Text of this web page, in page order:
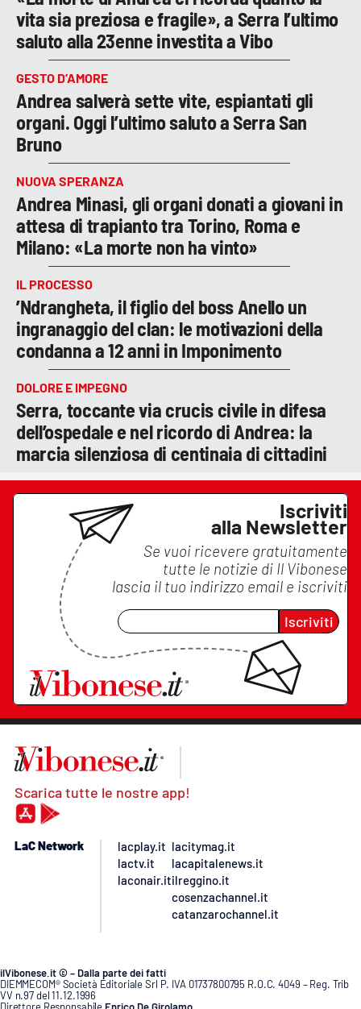
vita sia preziosa e fragile», a Serra l’ultimo
saluto alla 23enne investita a Vibo
GESTO D’AMORE
Andrea salverà sette vite, espiantati gli
organi. Oggi l’ultimo saluto a Serra San
Bruno
NUOVA SPERANZA
Andrea Minasi, gli organi donati a giovani in
attesa di trapianto tra Torino, Roma e
Milano: «La morte non ha vinto»
IL PROCESSO
’Ndrangheta, il figlio del boss Anello un
ingranaggio del clan: le motivazioni della
condanna a 12 anni in Imponimento
DOLORE E IMPEGNO
Serra, toccante via crucis civile in difesa
dell’ospedale e nel ricordo di Andrea: la
marcia silenziosa di centinaia di cittadini
Iscriviti
alla Newsletter
Se vuoi ricevere gratuitamente
tutte le notizie di Il Vibonese
lascia il tuo indirizzo email e iscriviti
Iscriviti
Scarica tutte le nostre app!
LaC Network
lacplay.it
lactv.it
laconair.it
lacitymag.it
lacapitalenews.it
ilreggino.it
cosenzachannel.it
catanzarochannel.it
ilVibonese.it © – Dalla parte dei fatti
DIEMMECOM® Società Editoriale Srl P. IVA 01737800795 R.O.C. 4049 – Reg. Trib
VV n.97 del 11.12.1996